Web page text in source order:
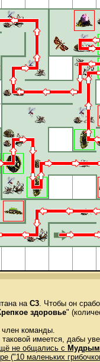
на C3. Чтобы он
здоровье"
команды.
имеется, дабы
не общались с Мудрым
("10 маленьких